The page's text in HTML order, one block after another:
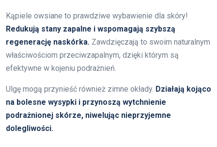
Kąpiele owsiane to prawdziwe wybawienie dla skóry!
Redukują stany zapalne i wspomagają szybszą
regenerację naskórka. Zawdzięczają to swoim naturalnym
właściwościom przeciwzapalnym, dzięki którym są
efektywne w kojeniu podrażnień.
Ulgę mogą przynieść również zimne okłady. Działają kojąco
na bolesne wysypki i przynoszą wytchnienie
podrażnionej skórze, niwelując nieprzyjemne
dolegliwości.